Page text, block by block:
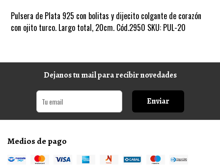
Pulsera de Plata 925 con bolitas y dijecito colgante de corazón
con ojito turco. Largo total, 20cm. Cód.2950 SKU: PUL-20
Dejanos tu mail para recibir novedades
Enviar
Medios de pago